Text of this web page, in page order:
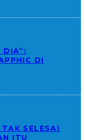
DIA”:
DI
SELESAI
ITU